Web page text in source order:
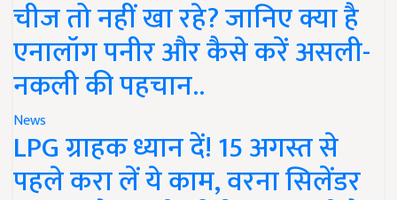
चीज तो नहीं खा रहे? जानिए क्या है
एनालॉग पनीर और कैसे करें असली-
नकली की पहचान..
News
LPG ग्राहक ध्यान दें! 15 अगस्त से
पहले करा लें ये काम, वरना सिलेंडर